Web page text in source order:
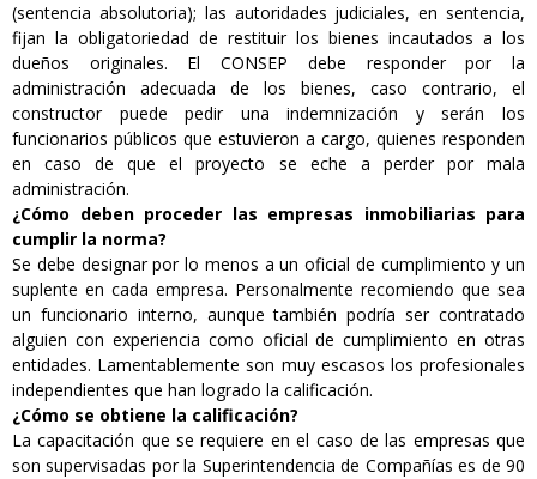
(sentencia absolutoria); las autoridades judiciales, en sentencia,
fijan la obligatoriedad de restituir los bienes incautados a los
dueños originales. El CONSEP debe responder por la
administración adecuada de los bienes, caso contrario, el
constructor puede pedir una indemnización y serán los
funcionarios públicos que estuvieron a cargo, quienes responden
en caso de que el proyecto se eche a perder por mala
administración.
¿Cómo deben proceder las empresas inmobiliarias para
cumplir la norma?
Se debe designar por lo menos a un oficial de cumplimiento y un
suplente en cada empresa. Personalmente recomiendo que sea
un funcionario interno, aunque también podría ser contratado
alguien con experiencia como oficial de cumplimiento en otras
entidades. Lamentablemente son muy escasos los profesionales
independientes que han logrado la calificación.
¿Cómo se obtiene la calificación?
La capacitación que se requiere en el caso de las empresas que
son supervisadas por la Superintendencia de Compañías es de 90